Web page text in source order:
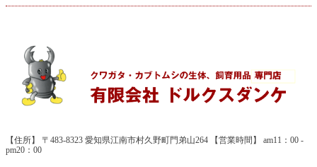
【住所】 〒483-8323 愛知県江南市村久野町門弟山264 【営業時間】 am11：00 -
pm20：00